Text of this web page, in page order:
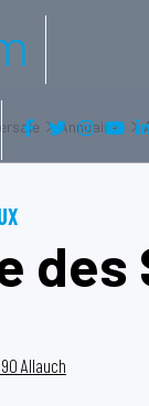
Annuaires
des
Allauch